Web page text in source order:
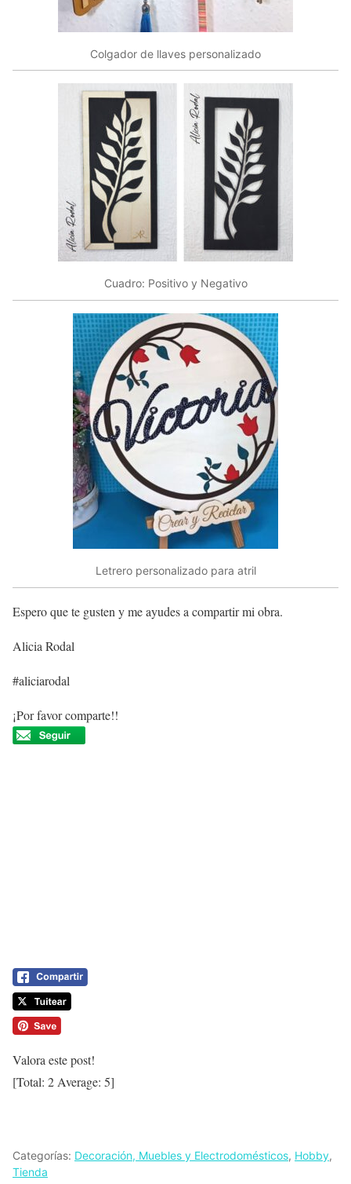
Colgador de llaves personalizado
Cuadro: Positivo y Negativo
Letrero personalizado para atril
Espero que te gusten y me ayudes a compartir mi obra.
Alicia Rodal
#aliciarodal
¡Por favor comparte!!
Valora este post!
[Total: 2 Average: 5]
Categorías: Decoración, Muebles y Electrodomésticos, Hobby,
Tienda